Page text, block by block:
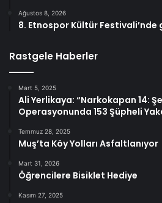
Ağustos 8, 2026
8. Etnospor Kültür Festivali’nde
Rastgele Haberler
Mart 5, 2025
Ali Yerlikaya: “Narkokapan 14:
Operasyonunda 153 Şüpheli
Temmuz 28, 2025
Muş’ta Köy Yolları Asfaltlanıyor
Mart 31, 2026
Öğrencilere Bisiklet Hediye
Kasım 27, 2025